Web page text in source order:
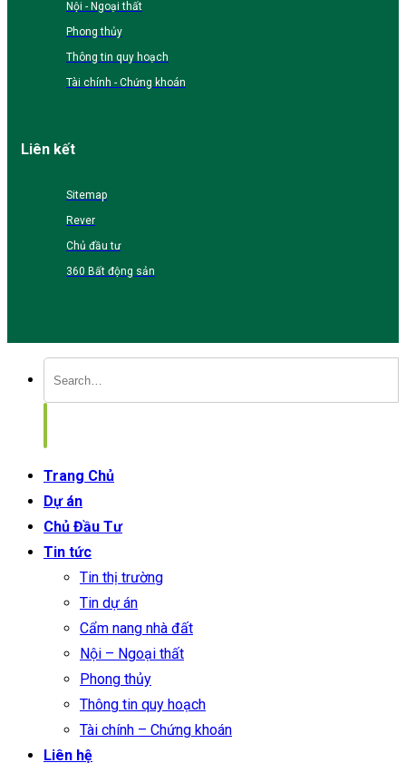
Nội - Ngoại thất
Phong thủy
Thông tin quy hoạch
Tài chính - Chứng khoán
Liên kết
Sitemap
Rever
Chủ đầu tư
360 Bất động sản
Trang Chủ
Dự án
Chủ Đầu Tư
Tin tức
Tin thị trường
Tin dự án
Cẩm nang nhà đất
Nội – Ngoại thất
Phong thủy
Thông tin quy hoạch
Tài chính – Chứng khoán
Liên hệ